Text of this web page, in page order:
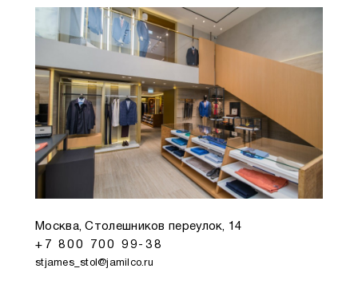
Москва, Столешников переулок, 14
+7 800 700 99-38
stjames_stol@jamilco.ru